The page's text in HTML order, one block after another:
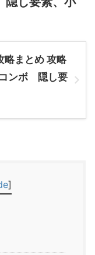
まとめ 攻略
ンボ 隠し要
]